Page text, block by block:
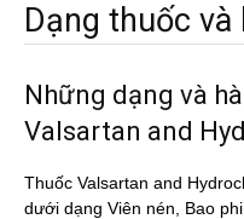
Dạng thuốc
Những dạng và
Valsartan and
Thuốc Valsartan and
dưới dạng Viên nén, Bao